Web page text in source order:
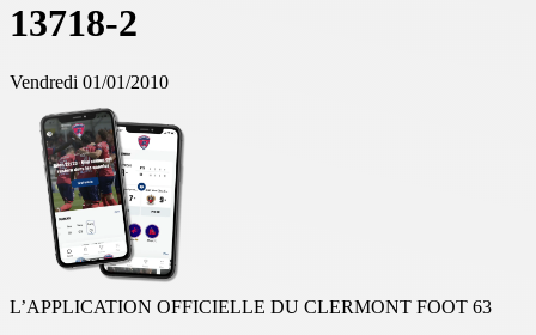
13718-2
Vendredi 01/01/2010
L’APPLICATION OFFICIELLE DU CLERMONT FOOT 63